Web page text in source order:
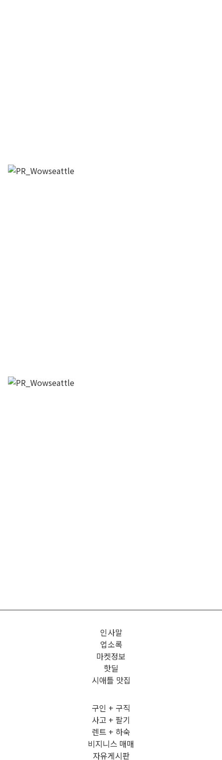
인사말
업소록
마켓정보
핫딜
시애틀 맛집
구인 + 구직
사고 + 팔기
렌트 + 하숙
비지니스 매매
자유게시판